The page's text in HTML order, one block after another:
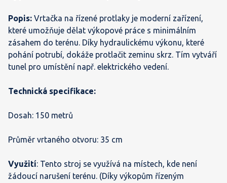
Popis: Vrtačka na řízené protlaky je moderní zařízení,
které umožňuje dělat výkopové práce s minimálním
zásahem do terénu. Díky hydraulickému výkonu, které
pohání potrubí, dokáže protlačit zeminu skrz. Tím vytváří
tunel pro umístění např. elektrického vedení.
Technická specifikace:
Dosah: 150 metrů
Průměr vrtaného otvoru: 35 cm
Využití: Tento stroj se využívá na místech, kde není
žádoucí narušení terénu. (Díky výkopům řízeným